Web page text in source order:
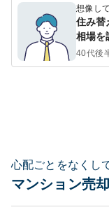
想像し
住み替
相場を
40代後
心配ごとをなくし
マンション売